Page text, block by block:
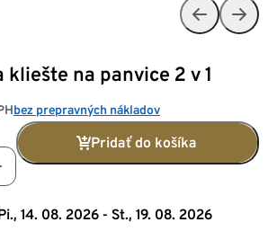
kliešte na panvice 2 v 1
bez prepravných nákladov
Pridať do košíka
14. 08. 2026 - St., 19. 08. 2026